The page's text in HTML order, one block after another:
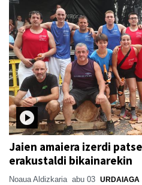
Jaien amaiera izerdi
erakustaldi bikainarekin
Noaua Aldizkaria abu 03 URDAIAGA